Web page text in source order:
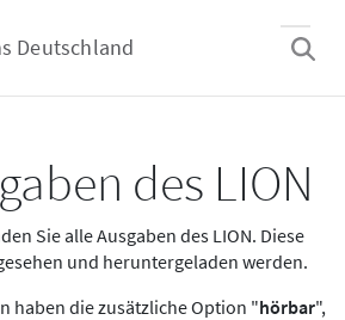
Deutschland
des LION
Sie alle Ausgaben des LION. Diese
und heruntergeladen werden.
haben die zusätzliche Option "hörbar",